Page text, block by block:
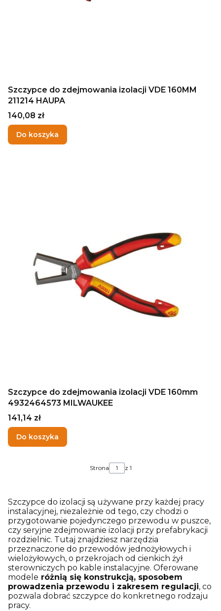
Szczypce do zdejmowania izolacji VDE 160MM
211214 HAUPA
Cena
140,08 zł
Do koszyka
Szczypce do zdejmowania izolacji VDE 160mm
4932464573 MILWAUKEE
Cena
141,14 zł
Do koszyka
Strona z 1
Szczypce do izolacji są używane przy każdej pracy
instalacyjnej, niezależnie od tego, czy chodzi o
przygotowanie pojedynczego przewodu w puszce,
czy seryjne zdejmowanie izolacji przy prefabrykacji
rozdzielnic. Tutaj znajdziesz narzędzia
przeznaczone do przewodów jednożyłowych i
wielożyłowych, o przekrojach od cienkich żył
sterowniczych po kable instalacyjne. Oferowane
modele różnią się konstrukcją, sposobem
prowadzenia przewodu i zakresem regulacji, co
pozwala dobrać szczypce do konkretnego rodzaju
pracy.